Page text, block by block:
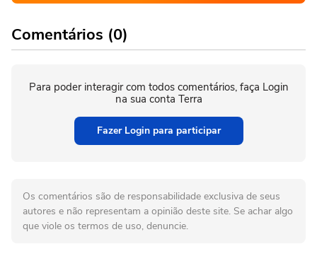
Comentários (0)
Para poder interagir com todos comentários, faça Login
na sua conta Terra
Fazer Login para participar
Os comentários são de responsabilidade exclusiva de seus
autores e não representam a opinião deste site. Se achar algo
que viole os termos de uso, denuncie.